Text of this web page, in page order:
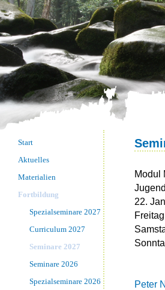
Modul
22.
Peter
Start
Aktuelles
Materialien
Fortbildung
Spezialseminare 2027
Curriculum 2027
Seminare 2027
Seminare 2026
Spezialseminare 2026